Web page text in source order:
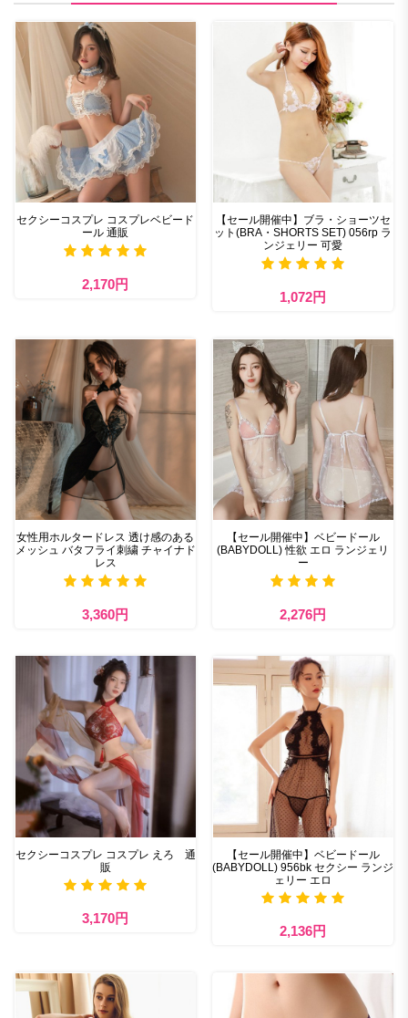
セクシーコスプレ コスプレベビード
ール 通販
2,170円
【セール開催中】ブラ・ショーツセ
ット(BRA・SHORTS SET) 056rp ラ
ンジェリー 可愛
1,072円
女性用ホルタードレス 透け感のある
メッシュ バタフライ刺繍 チャイナド
レス
3,360円
【セール開催中】ベビードール
(BABYDOLL) 性欲 エロ ランジェリ
ー
2,276円
セクシーコスプレ コスプレ えろ 通
販
3,170円
【セール開催中】ベビードール
(BABYDOLL) 956bk セクシー ランジ
ェリー エロ
2,136円